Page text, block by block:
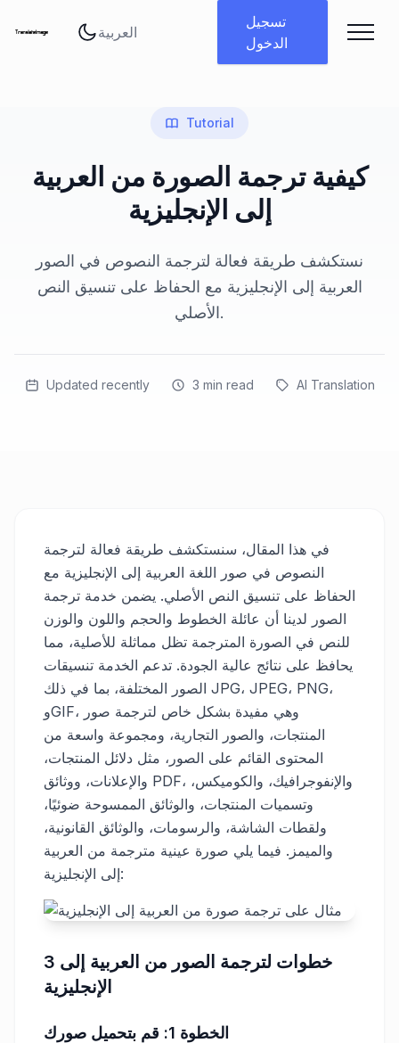
تسجيل
الدخول
Tutorial
كيفية ترجمة الصورة من العربية
إلى الإنجليزية
نستكشف طريقة فعالة لترجمة النصوص في الصور
العربية إلى الإنجليزية مع الحفاظ على تنسيق النص
الأصلي.
Updated recently 3 min read AI Translation
في هذا المقال، سنستكشف طريقة فعالة لترجمة
النصوص في صور اللغة العربية إلى الإنجليزية مع
الحفاظ على تنسيق النص الأصلي. يضمن خدمة ترجمة
الصور لدينا أن عائلة الخطوط والحجم واللون والوزن
للنص في الصورة المترجمة تظل مماثلة للأصلية، مما
يحافظ على نتائج عالية الجودة. تدعم الخدمة تنسيقات
الصور المختلفة، بما في ذلك JPG، JPEG، PNG،
وGIF، وهي مفيدة بشكل خاص لترجمة صور
المنتجات، والصور التجارية، ومجموعة واسعة من
المحتوى القائم على الصور، مثل دلائل المنتجات،
والإعلانات، ووثائق PDF، والإنفوجرافيك، والكوميكس،
وتسميات المنتجات، والوثائق الممسوحة ضوئيًا،
ولقطات الشاشة، والرسومات، والوثائق القانونية،
والميمز. فيما يلي صورة عينية مترجمة من العربية
إلى الإنجليزية:
3 خطوات لترجمة الصور من العربية إلى
الإنجليزية
الخطوة 1: قم بتحميل صورك